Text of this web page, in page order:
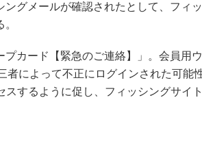
グメールが確認されたとして、フィ
カード【緊急のご連絡】」。会員用
者によって不正にログインされた可能
スするように促し、フィッシングサイ